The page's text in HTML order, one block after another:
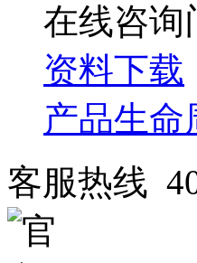
在线咨询
资料下载
产品生命
客服热线